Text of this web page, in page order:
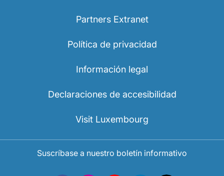
Partners Extranet
Política de privacidad
Información legal
Declaraciones de accesibilidad
Visit Luxembourg
Suscríbase a nuestro boletín informativo